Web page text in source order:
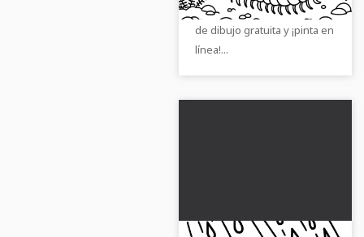
bosque. Descarga la plantilla
de dibujo gratuita y ¡pinta en
línea!...